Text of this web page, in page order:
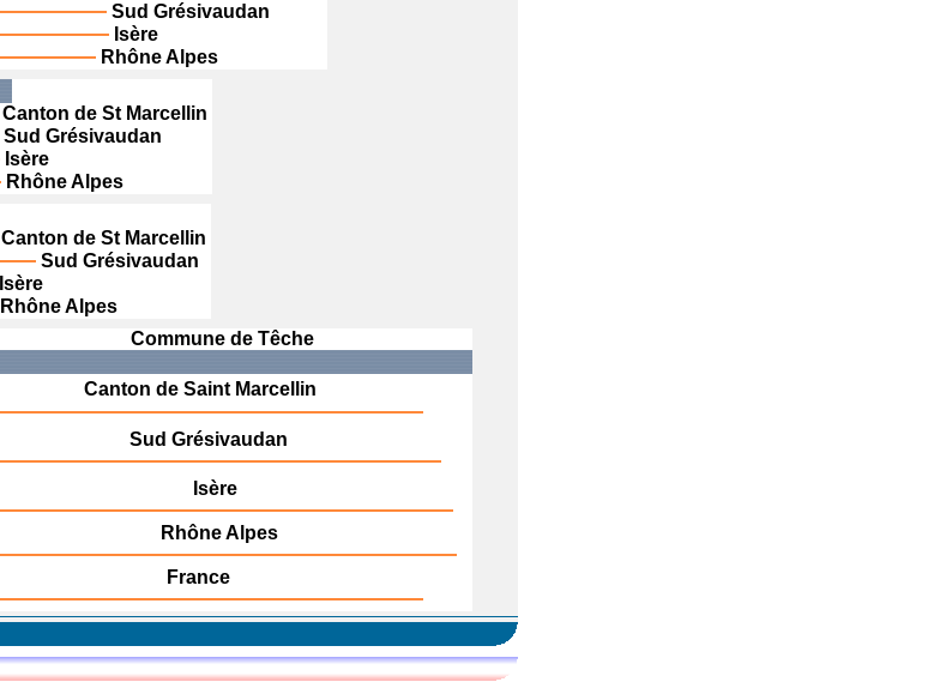
Sud Grésivaudan
Isère
Rhône Alpes
Canton de St Marcellin
Sud Grésivaudan
Isère
Rhône Alpes
Canton de St Marcellin
Sud Grésivaudan
Isère
Rhône Alpes
Commune de Têche
Canton de Saint Marcellin
Sud Grésivaudan
Isère
Rhône Alpes
France